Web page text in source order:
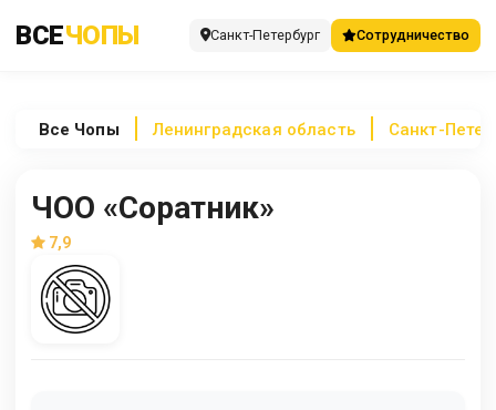
ВСЕЧОПЫ Санкт-Петербург Сотрудничество
Все Чопы Ленинградская область Санкт-
ЧОО «Соратник»
7,9